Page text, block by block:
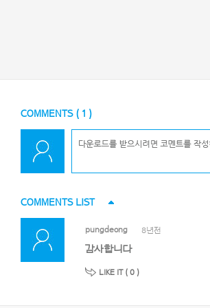
COMMENTS ( 1 )
COMMENTS LIST
pungdeong 8년전
감사합니다
LIKE IT ( 0 )